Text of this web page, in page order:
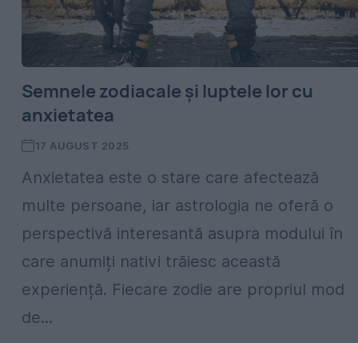
Semnele zodiacale și luptele lor cu
anxietatea
17 AUGUST 2025
Anxietatea este o stare care afectează
multe persoane, iar astrologia ne oferă o
perspectivă interesantă asupra modului în
care anumiți nativi trăiesc această
experiență. Fiecare zodie are propriul mod
de...